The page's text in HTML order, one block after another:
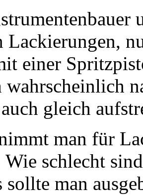
Lackierungen,
einer
wahrscheinlich
gleich
man für
schlecht
sollte man